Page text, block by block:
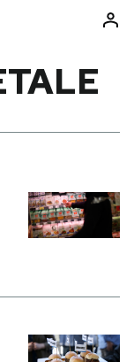
calcio 2026